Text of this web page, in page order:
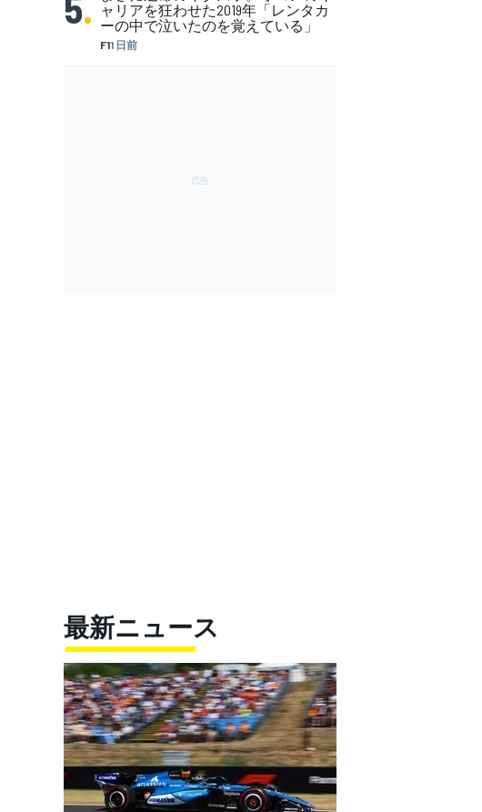
F11 日前
ャリアを狂わせた2019年「レンタカ
ーの中で泣いたのを覚えている」
最新ニュース